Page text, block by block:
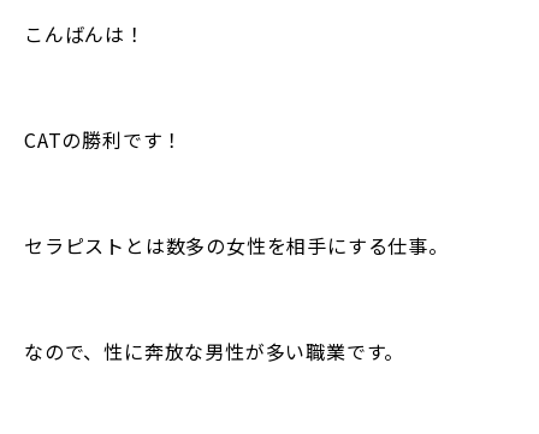
こんばんは！
CATの勝利です！
セラピストとは数多の女性を相手にする仕事。
なので、性に奔放な男性が多い職業です。